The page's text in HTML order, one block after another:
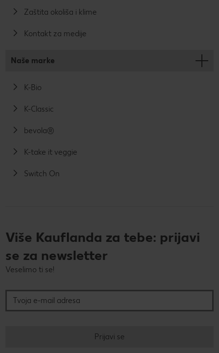
Zaštita okoliša i klime
Kontakt za medije
Naše marke
K-Bio
K-Classic
bevola®
K-take it veggie
Switch On
Više Kauflanda za tebe: prijavi
se za newsletter
Veselimo ti se!
Prijavi se